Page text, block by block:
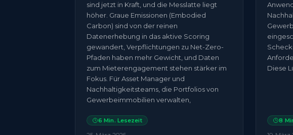
sind jetzt in Kraft, und die Messlatte liegt
höher. Graue Emissionen (Embodied
Carbon) sind von der reinen
Datenerhebung in das aktive Scoring
gewandert, Verpflichtungen zu Net-Zero-
Pfaden haben mehr Gewicht, und Daten
zum Mieterengagement stehen stärker im
Fokus. Für Asset Manager und
Nachhaltigkeitsteams, die Portfolios von
Gewerbeimmobilien verwalten,
6 Min. Lesezeit
Diese
8